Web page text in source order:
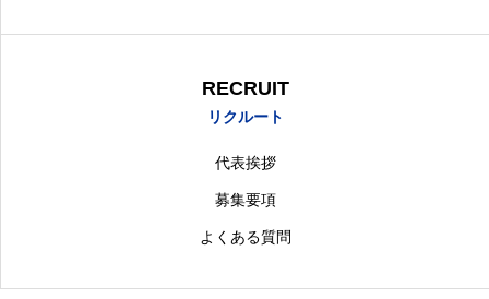
RECRUIT
リクルート
代表挨拶
募集要項
よくある質問